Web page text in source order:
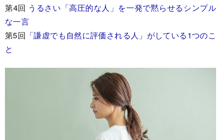
第4回 うるさい「高圧的な人」を一発で黙らせるシンプル
な一言
第5回 「謙虚でも自然に評価される人」がしている1つのこ
と